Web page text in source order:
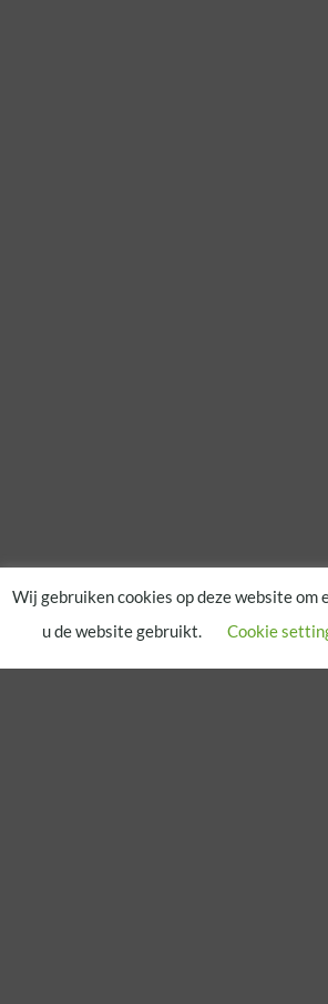
Wij gebruiken cookies op deze website om
u de website gebruikt.
Cookie